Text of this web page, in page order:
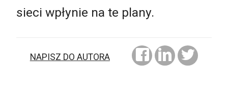
sieci wpłynie na te plany.
NAPISZ DO AUTORA